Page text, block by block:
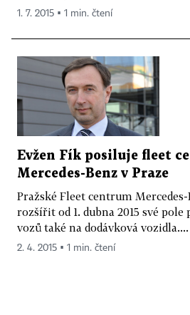
1. 7. 2015 ▪ 1 min. čtení
Evžen Fík posiluje fleet
Mercedes-Benz v Praze
Pražské Fleet centrum
rozšířit od 1. dubna 2015 své
vozů také na dodávková vozidla....
2. 4. 2015 ▪ 1 min. čtení